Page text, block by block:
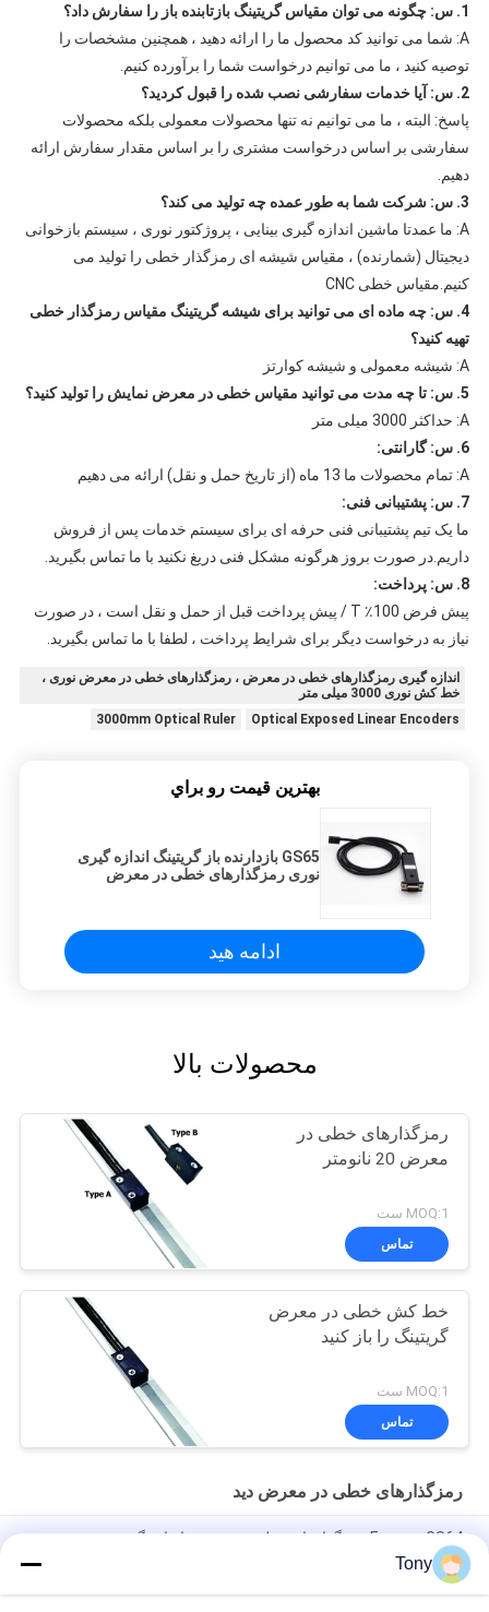
1. س: چگونه می توان مقیاس گریتینگ بازتابنده باز را سفارش داد؟
A: شما می توانید کد محصول ما را ارائه دهید ، همچنین مشخصات را
توصیه کنید ، ما می توانیم درخواست شما را برآورده کنیم.
2. س: آیا خدمات سفارشی نصب شده را قبول کردید؟
پاسخ: البته ، ما می توانیم نه تنها محصولات معمولی بلکه محصولات
سفارشی بر اساس درخواست مشتری را بر اساس مقدار سفارش ارائه
دهیم.
3. س: شرکت شما به طور عمده چه تولید می کند؟
A: ما عمدتا ماشین اندازه گیری بینایی ، پروژکتور نوری ، سیستم بازخوانی
دیجیتال (شمارنده) ، مقیاس شیشه ای رمزگذار خطی را تولید می
کنیم.مقیاس خطی CNC
4. س: چه ماده ای می توانید برای شیشه گریتینگ مقیاس رمزگذار خطی
تهیه کنید؟
A: شیشه معمولی و شیشه کوارتز
5. س: تا چه مدت می توانید مقیاس خطی در معرض نمایش را تولید کنید؟
A: حداکثر 3000 میلی متر
6. س: گارانتی:
A: تمام محصولات ما 13 ماه (از تاریخ حمل و نقل) ارائه می دهیم
7. س: پشتیبانی فنی:
ما یک تیم پشتیبانی فنی حرفه ای برای سیستم خدمات پس از فروش
داریم.در صورت بروز هرگونه مشکل فنی دریغ نکنید با ما تماس بگیرید.
8. س: پرداخت:
پیش فرض 100٪ T / پیش پرداخت قبل از حمل و نقل است ، در صورت
نیاز به درخواست دیگر برای شرایط پرداخت ، لطفا با ما تماس بگیرید.
اندازه گیری رمزگذارهای خطی در معرض ، رمزگذارهای خطی در معرض نوری ،
خط کش نوری 3000 میلی متر
Optical Exposed Linear Encoders
3000mm Optical Ruler
بهترين قيمت رو براي
GS65 بازدارنده باز گریتینگ اندازه گیری
نوری رمزگذارهای خطی در معرض
ادامه هید
محصولات بالا
رمزگذارهای خطی در
معرض 20 نانومتر
MOQ:1 ست
تماس
خط کش خطی در معرض
گریتینگ را باز کنید
MOQ:1 ست
تماس
رمزگذارهای خطی در معرض دید
Easson GS64 رمزگذارهای خطی در معرض اندازه گیری
تجهیزات
Tony